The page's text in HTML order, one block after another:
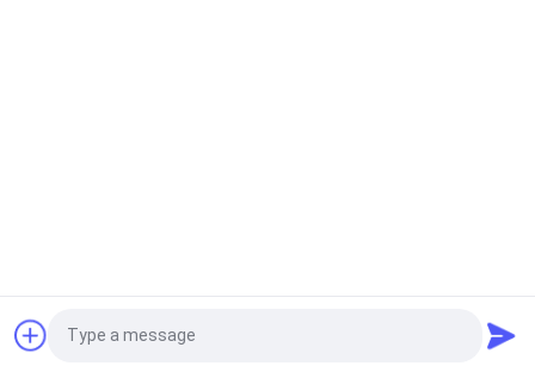
Hotman Machine Tool Co.,Ltd.. All Rights